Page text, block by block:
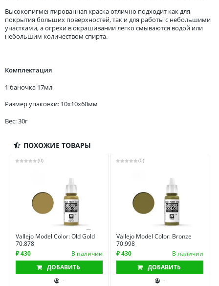
Высокопигментированная краска отлично подходит как для
покрытия больших поверхностей, так и для работы с небольшими
участками, а огрехи в окрашивании легко смываются водой или
небольшим количеством спирта.
Комплектация
1 баночка 17мл
Размер упаковки: 10x10x60мм
Вес: 30г
ПОХОЖИЕ ТОВАРЫ
(0)
Vallejo Model Color: Old Gold
70.878
₽ 430
В наличии
ДОБАВИТЬ
-
(0)
Vallejo Model Color: Bronze
70.998
₽ 430
В наличии
ДОБАВИТЬ
-